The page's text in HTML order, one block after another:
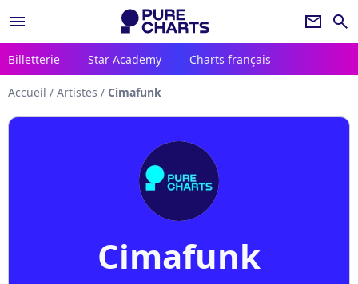
menu newsletter search
Billetterie Star Academy Charts français
Accueil / Artistes / Cimafunk
Cimafunk